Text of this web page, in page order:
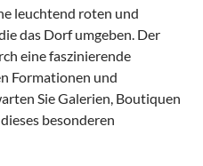
leuchtend roten und
das Dorf umgeben. Der
eine faszinierende
Formationen und
Sie Galerien, Boutiquen
besonderen